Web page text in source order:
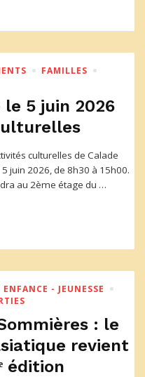
FAMILLES
le 5 juin 2026
culturelles de Calade
juin 2026, de 8h30 à 15h00.
au 2ème étage du …
ENFANCE - JEUNESSE
: le
revient
édition